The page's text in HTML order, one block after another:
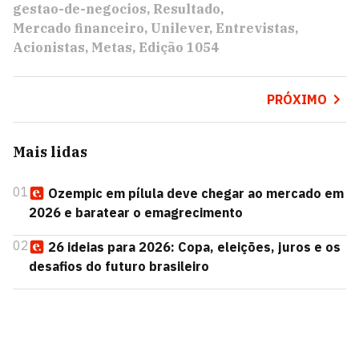
gestao-de-negocios Resultado
Mercado financeiro Unilever Entrevistas
Acionistas Metas Edição 1054
PRÓXIMO
Mais lidas
01
Ozempic em pílula deve chegar ao mercado em
2026 e baratear o emagrecimento
02
26 ideias para 2026: Copa, eleições, juros e os
desafios do futuro brasileiro